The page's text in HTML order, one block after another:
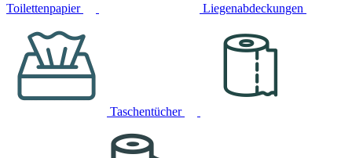
Toilettenpapier Liegenabdeckungen
Taschentücher